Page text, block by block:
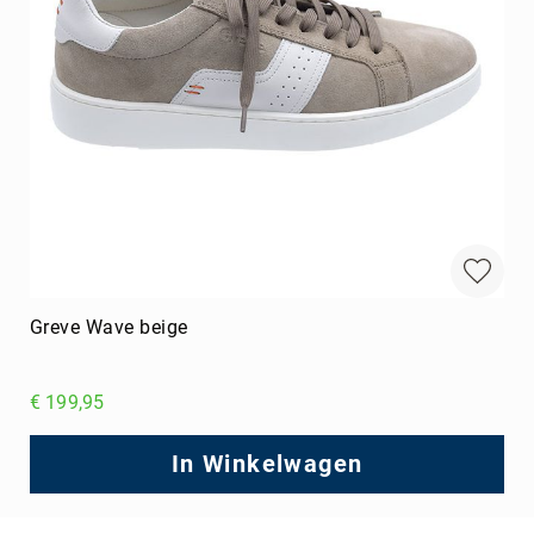
Greve Wave beige
€ 199,95
In Winkelwagen